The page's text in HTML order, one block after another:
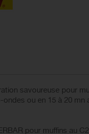
savoureuse pour
ou en 15 à 20
pour muffins au